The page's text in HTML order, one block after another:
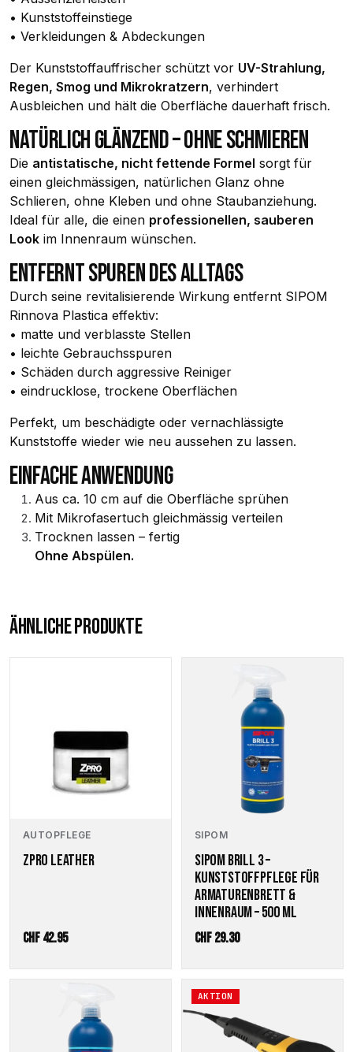
• Kunststoffeinstiege
• Verkleidungen & Abdeckungen
Der Kunststoffauffrischer schützt vor UV-Strahlung,
Regen, Smog und Mikrokratzern, verhindert
Ausbleichen und hält die Oberfläche dauerhaft frisch.
NATÜRLICH GLÄNZEND – OHNE SCHMIEREN
Die antistatische, nicht fettende Formel sorgt für
einen gleichmässigen, natürlichen Glanz ohne
Schlieren, ohne Kleben und ohne Staubanziehung.
Ideal für alle, die einen professionellen, sauberen
Look im Innenraum wünschen.
ENTFERNT SPUREN DES ALLTAGS
Durch seine revitalisierende Wirkung entfernt SIPOM
Rinnova Plastica effektiv:
• matte und verblasste Stellen
• leichte Gebrauchsspuren
• Schäden durch aggressive Reiniger
• eindrucklose, trockene Oberflächen
Perfekt, um beschädigte oder vernachlässigte
Kunststoffe wieder wie neu aussehen zu lassen.
EINFACHE ANWENDUNG
Aus ca. 10 cm auf die Oberfläche sprühen
Mit Mikrofasertuch gleichmässig verteilen
Trocknen lassen – fertig
Ohne Abspülen.
ÄHNLICHE PRODUKTE
AUTOPFLEGE
ZPRO LEATHER
CHF42.95
SIPOM
SIPOM BRILL 3 –
KUNSTSTOFFPFLEGE FÜR
ARMATURENBRETT &
INNENRAUM – 500 ML
CHF29.30
AKTION